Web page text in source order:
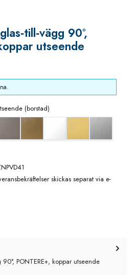
90°,
utseende
(borstad)
matt
grafitmetall utseende (borstad)
skickas separat via e-
PONTERE+, koppar utseende